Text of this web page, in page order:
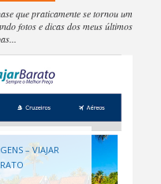
– VIAJAR
que praticamente se tornou um
fotos e dicas dos meus últimos